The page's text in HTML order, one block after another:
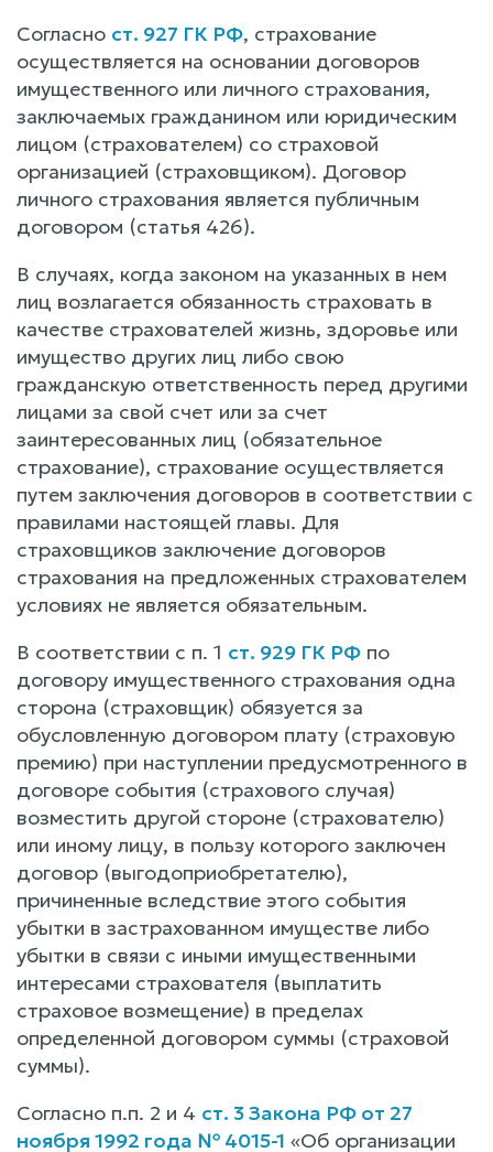
Согласно ст. 927 ГК РФ, страхование
осуществляется на основании договоров
имущественного или личного страхования,
заключаемых гражданином или юридическим
лицом (страхователем) со страховой
организацией (страховщиком). Договор
личного страхования является публичным
договором (статья 426).
В случаях, когда законом на указанных в нем
лиц возлагается обязанность страховать в
качестве страхователей жизнь, здоровье или
имущество других лиц либо свою
гражданскую ответственность перед другими
лицами за свой счет или за счет
заинтересованных лиц (обязательное
страхование), страхование осуществляется
путем заключения договоров в соответствии с
правилами настоящей главы. Для
страховщиков заключение договоров
страхования на предложенных страхователем
условиях не является обязательным.
В соответствии с п. 1 ст. 929 ГК РФ по
договору имущественного страхования одна
сторона (страховщик) обязуется за
обусловленную договором плату (страховую
премию) при наступлении предусмотренного в
договоре события (страхового случая)
возместить другой стороне (страхователю)
или иному лицу, в пользу которого заключен
договор (выгодоприобретателю),
причиненные вследствие этого события
убытки в застрахованном имуществе либо
убытки в связи с иными имущественными
интересами страхователя (выплатить
страховое возмещение) в пределах
определенной договором суммы (страховой
суммы).
Согласно п.п. 2 и 4 ст. 3 Закона РФ от 27
ноября 1992 года № 4015-1 «Об организации